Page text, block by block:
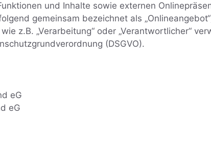
und Inhalte sowie externen
gemeinsam bezeichnet als
z.B. „Verarbeitung“ oder „Verantwortlicher“
(DSGVO).
eG
eG